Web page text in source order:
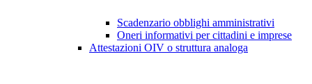
Scadenzario obblighi amministrativi
Oneri informativi per cittadini e imprese
Attestazioni OIV o struttura analoga